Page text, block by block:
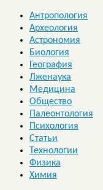
Антропология
Археология
Астрономия
Биология
География
Лженаука
Медицина
Общество
Палеонтология
Психология
Статьи
Технологии
Физика
Химия